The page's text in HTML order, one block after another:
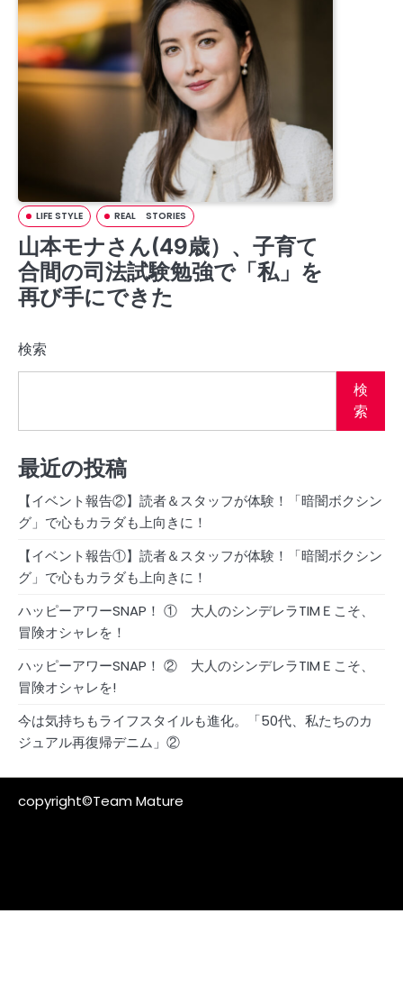
LIFE STYLE REAL STORIES
山本モナさん(49歳）、子育て
合間の司法試験勉強で「私」を
再び手にできた
検索
検
索
最近の投稿
【イベント報告②】読者＆スタッフが体験！「暗闇ボクシン
グ」で心もカラダも上向きに！
【イベント報告①】読者＆スタッフが体験！「暗闇ボクシン
グ」で心もカラダも上向きに！
ハッピーアワーSNAP！ ① 大人のシンデレラTIMＥこそ、
冒険オシャレを！
ハッピーアワーSNAP！ ② 大人のシンデレラTIMＥこそ、
冒険オシャレを!
今は気持ちもライフスタイルも進化。「50代、私たちのカ
ジュアル再復帰デニム」②
copyright©Team Mature